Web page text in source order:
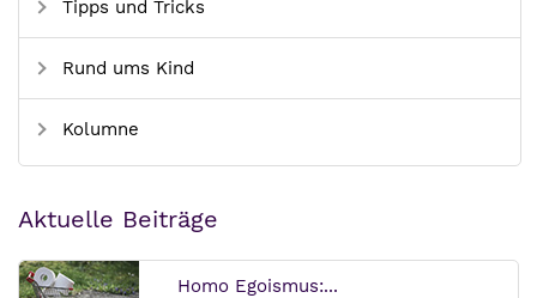
Tipps und Tricks
Rund ums Kind
Kolumne
Aktuelle Beiträge
Homo Egoismus:...